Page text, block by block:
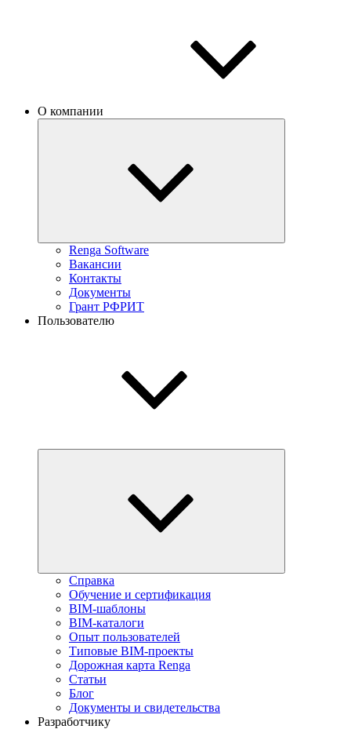
О компании
Renga Software
Вакансии
Контакты
Документы
Грант РФРИТ
Пользователю
Справка
Обучение и сертификация
BIM-шаблоны
BIM-каталоги
Опыт пользователей
Типовые BIM-проекты
Дорожная карта Renga
Статьи
Блог
Документы и свидетельства
Разработчику